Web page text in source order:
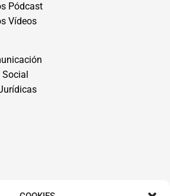
Pódcast
Vídeos
Social
Tenerife:Calle Teobaldo Power Nº 7,